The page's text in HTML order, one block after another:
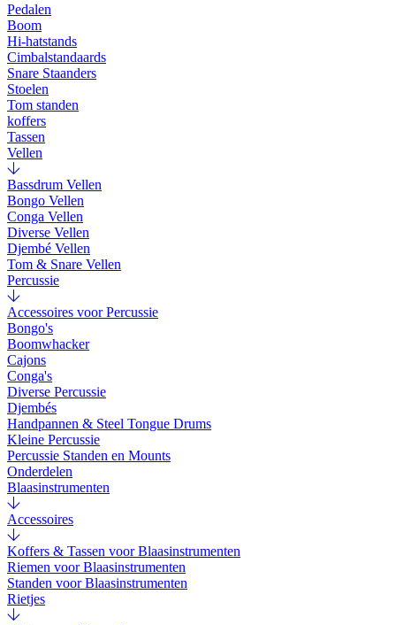
Pedalen
Boom
Hi-hatstands
Cimbalstandaards
Snare Staanders
Stoelen
Tom standen
koffers
Tassen
Vellen
Bassdrum Vellen
Bongo Vellen
Conga Vellen
Diverse Vellen
Djembé Vellen
Tom & Snare Vellen
Percussie
Accessoires voor Percussie
Bongo's
Boomwhacker
Cajons
Conga's
Diverse Percussie
Djembés
Handpannen & Steel Tongue Drums
Kleine Percussie
Percussie Standen en Mounts
Onderdelen
Blaasinstrumenten
Accessoires
Koffers & Tassen voor Blaasinstrumenten
Riemen voor Blaasinstrumenten
Standen voor Blaasinstrumenten
Rietjes